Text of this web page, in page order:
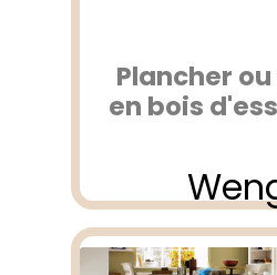
Plancher
en bois